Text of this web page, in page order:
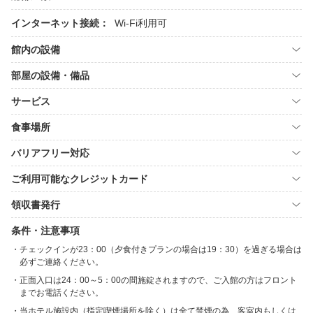
インターネット接続： Wi-Fi利用可
館内の設備
部屋の設備・備品
サービス
食事場所
バリアフリー対応
ご利用可能なクレジットカード
領収書発行
条件・注意事項
チェックインが23：00（夕食付きプランの場合は19：30）を過ぎる場合は
必ずご連絡ください。
正面入口は24：00～5：00の間施錠されますので、ご入館の方はフロント
までお電話ください。
当ホテル施設内（指定喫煙場所を除く）は全て禁煙の為、客室内もしくは